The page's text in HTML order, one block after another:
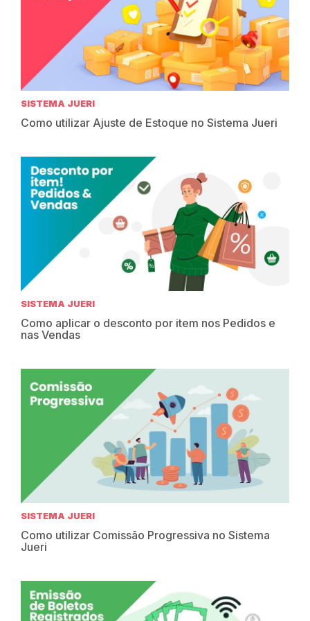
SISTEMA JUERI
Como utilizar Ajuste de Estoque no Sistema Jueri
SISTEMA JUERI
Como aplicar o desconto por item nos Pedidos e
nas Vendas
SISTEMA JUERI
Como utilizar Comissão Progressiva no Sistema
Jueri